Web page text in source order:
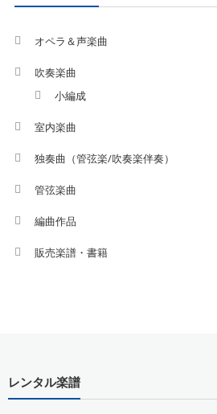
オペラ＆声楽曲
吹奏楽曲
小編成
室内楽曲
独奏曲（管弦楽/吹奏楽伴奏）
管弦楽曲
編曲作品
販売楽譜・書籍
レンタル楽譜